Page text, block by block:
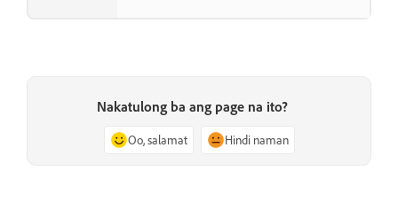
Nakatulong ba ang page na ito?
Oo, salamat Hindi naman